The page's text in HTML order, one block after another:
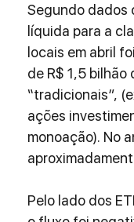
Segundo dados
líquida para a
locais em abril
de R$ 1,5
“tradicionais”,
ações
monoação). No
Pelo lado dos